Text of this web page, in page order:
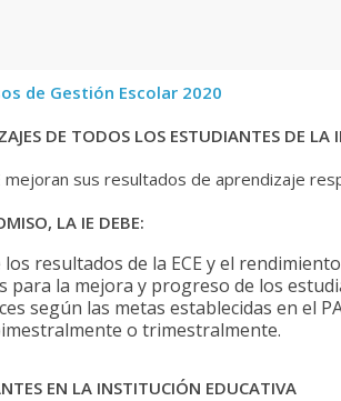
de Gestión Escolar 2020
DE TODOS LOS ESTUDIANTES DE
mejoran sus resultados de aprendizaje
LA IE DEBE:
resultados de la ECE y el
para la mejora y progreso de los
según las metas establecidas en el
o trimestralmente.
EN LA INSTITUCIÓN EDUCATIVA